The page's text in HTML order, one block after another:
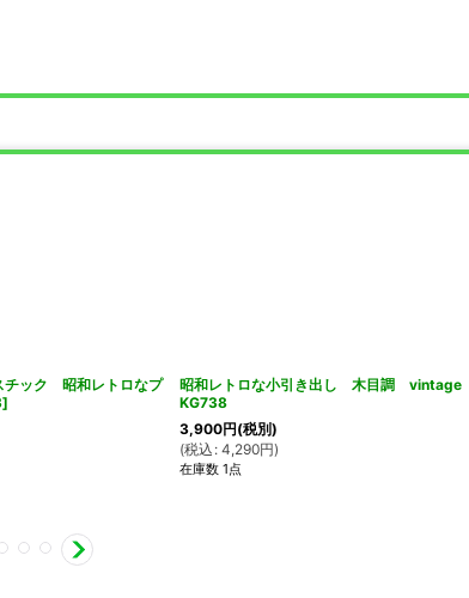
ック 昭和レトロなプ
]
昭和レトロな小引き出し 木目調 vintage
KG738
3,900円(税別)
(税込 : 4,290円)
在庫数 1点